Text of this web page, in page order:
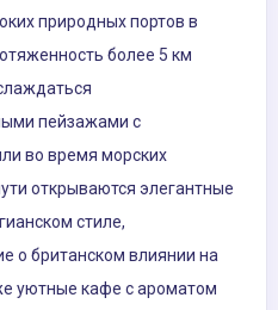
природных портов в
более 5 км
пейзажами с
во время морских
открываются элегантные
стиле,
о британском влиянии на
уютные кафе с ароматом